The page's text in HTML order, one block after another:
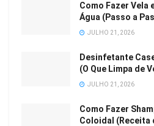
Como Fazer Vela
Água (Passo a
JULHO 21, 2026
Desinfetante
(O Que Limpa de
JULHO 21, 2026
Como Fazer
Coloidal (Receita